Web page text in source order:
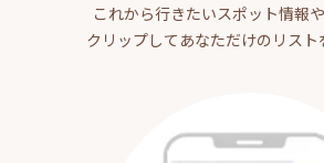
これから行きたいスポット情報
クリップしてあなただけのリスト